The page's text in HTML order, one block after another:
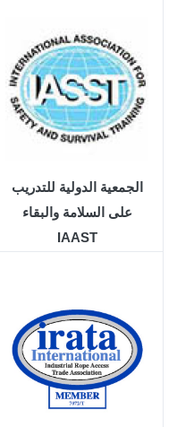
الجمعية الدولية للتدريب
على السلامة والبقاء
IAAST